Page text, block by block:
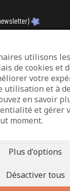
utilisons
de cookies et
votre
utilisation et à
en savoir
et gérer
moment.
Plus d'options
Désactiver tous